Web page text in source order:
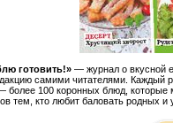
готовить!» — журнал о вкусной
самими читателями. Каждый
более 100 коронных блюд,
тем, кто любит баловать родных и